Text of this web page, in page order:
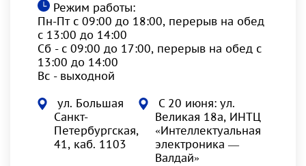
Режим работы:
Пн-Пт с 09:00 до 18:00, перерыв на обед
с 13:00 до 14:00
Сб - с 09:00 до 17:00, перерыв на обед с
13:00 до 14:00
Вс - выходной
ул. Большая
Санкт-
Петербургская,
41, каб. 1103
С 20 июня: ул.
Великая 18а, ИНТЦ
«Интеллектуальная
электроника —
Валдай»